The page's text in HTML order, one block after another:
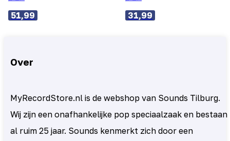
51,99
31,99
Over
MyRecordStore.nl is de webshop van Sounds Tilburg.
Wij zijn een onafhankelijke pop speciaalzaak en bestaan
al ruim 25 jaar. Sounds kenmerkt zich door een